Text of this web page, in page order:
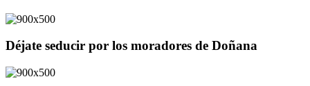
Déjate seducir por los moradores de Doñana